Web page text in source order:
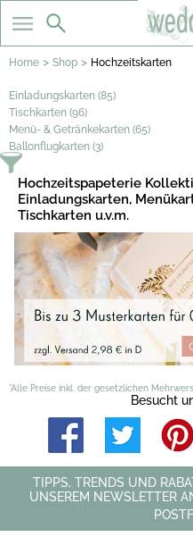
Home > Shop > Hochzeitskarten
Einladungskarten (85)
Tischkarten (96)
Menü- & Getränkekarten (65)
Ballonflugkarten (3)
Hochzeitspapeterie
Einladungskarten,
Tischkarten u.v.m.
*Alle Preise inkl. der gesetzlichen
Besucht
TIPPS, TRENDS UND
UNSEREM NEWSLETTER